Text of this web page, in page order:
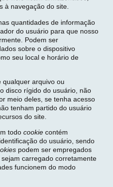
à navegação do site.
quantidades de informação
do usuário para que nosso
Podem ser
sobre o dispositivo
seu local e horário de
arquivo ou
disco rígido do usuário, não
meio deles, se tenha acesso
tenham partido do usuário
do site.
todo cookiecontém
do usuário, sendo
podem ser empregados
carregado corretamente
funcionem do modo